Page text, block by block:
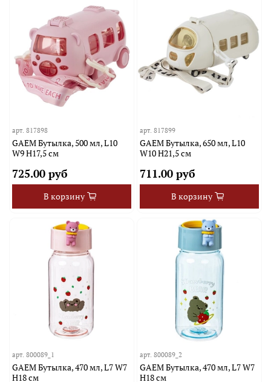
арт.817898
GAEM Бутылка, 500 мл, L10
W9 H17,5 см
725.00 руб
В корзину
арт. 817899
GAEM Бутылка, 650 мл, L10
W10 H21,5 см
711.00 руб
В корзину
арт.800089_1
GAEM Бутылка, 470 мл, L7 W7
H18 см
арт. 800089_2
GAEM Бутылка, 470 мл, L7 W7
H18 см